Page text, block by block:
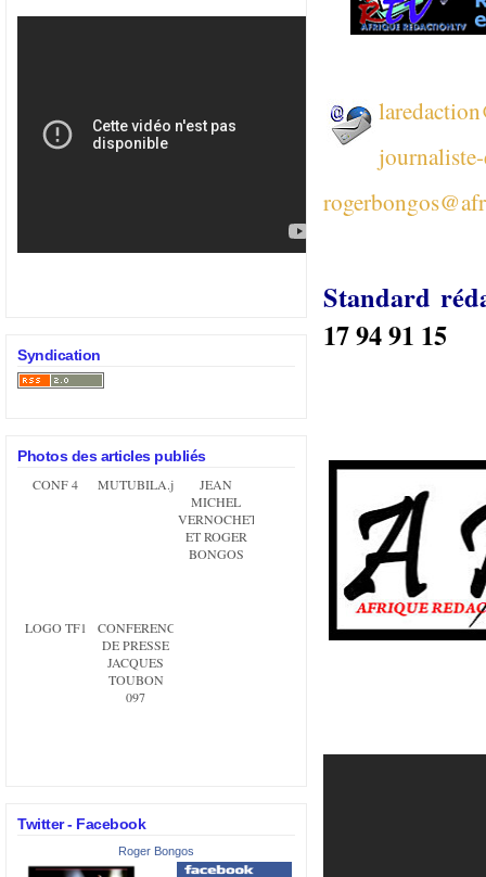
Syndication
Photos des articles publiés
CONF 4
MUTUBILA.jpg
JEAN
MICHEL
VERNOCHET
ET ROGER
BONGOS
LOGO TF1
CONFERENCE
DE PRESSE
JACQUES
TOUBON
097
Twitter - Facebook
Roger Bongos
Standard
17 94 91 15